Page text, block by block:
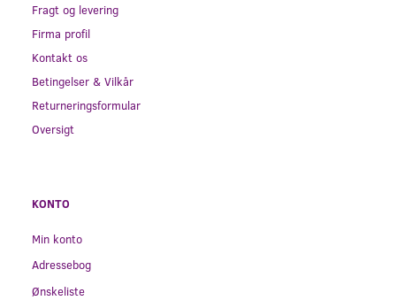
Fragt og levering
Firma profil
Kontakt os
Betingelser & Vilkår
Returneringsformular
Oversigt
KONTO
Min konto
Adressebog
Ønskeliste